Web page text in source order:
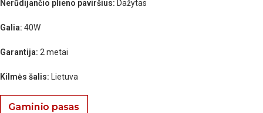
Nerūdijančio plieno paviršius: Dažytas
Galia: 40W
Garantija: 2 metai
Kilmės šalis: Lietuva